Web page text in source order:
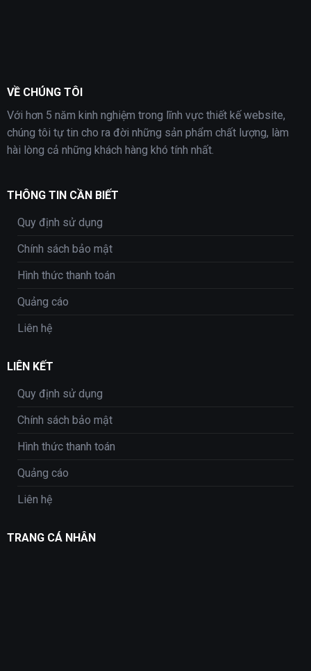
VỀ CHÚNG TÔI
Với hơn 5 năm kinh nghiệm trong lĩnh vực thiết kế website,
chúng tôi tự tin cho ra đời những sản phẩm chất lượng, làm
hài lòng cả những khách hàng khó tính nhất.
THÔNG TIN CẦN BIẾT
Quy định sử dụng
Chính sách bảo mật
Hình thức thanh toán
Quảng cáo
Liên hệ
LIÊN KẾT
Quy định sử dụng
Chính sách bảo mật
Hình thức thanh toán
Quảng cáo
Liên hệ
TRANG CÁ NHÂN